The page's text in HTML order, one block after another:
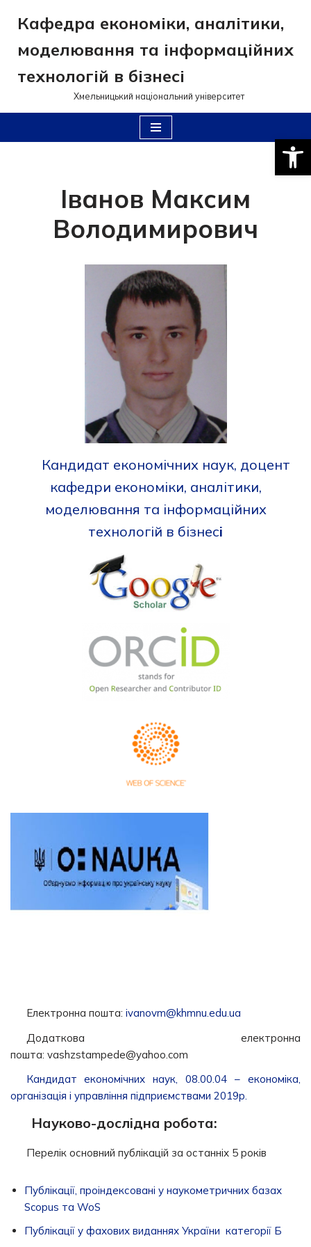
Перейти
до
вмісту
Кафедра економіки, аналітики,
моделювання та інформаційних
технологій в бізнесі
Хмельницький національний університет
Іванов Максим
Володимирович
Кандидат економічних наук, доцент
кафедри економіки, аналітики,
моделювання та інформаційних
технологій в бізнесі
Електронна пошта: ivanovm@khmnu.edu.ua
Додаткова електронна
пошта: vashzstampede@yahoo.com
Кандидат економічних наук, 08.00.04 – економіка,
організація і управління підприємствами 2019р.
Науково-дослідна робота:
Перелік основний публікацій за останніх 5 років
Публікації, проіндексовані у наукометричних базах
Scopus та WoS
Публікації у фахових виданнях України категорії Б